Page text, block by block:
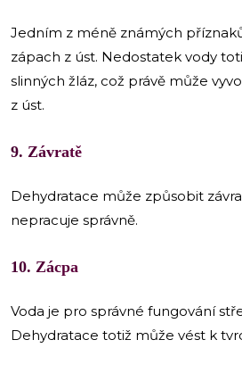
Jedním z méně známých
zápach z úst. Nedostatek vody
slinných žláz, což právě může
z úst.
9. Závratě
Dehydratace může způsobit
nepracuje správně.
10. Zácpa
Voda je pro správné fungování
Dehydratace totiž může vést k